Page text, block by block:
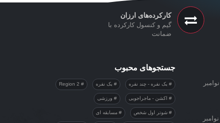
کارکرده‌های ارزان
گیم و کنسول کارکرده با
ضمانت
جستجوهای محبوب
یک نفره - چند نفره یک نفره
اکشن - ماجراجویی ورزشی
شوتر اول شخص مسابقه ای